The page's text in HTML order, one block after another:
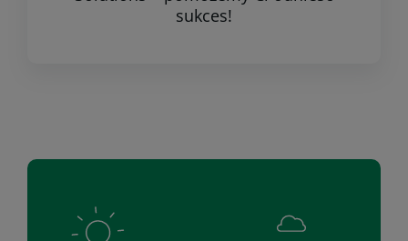
sukces!